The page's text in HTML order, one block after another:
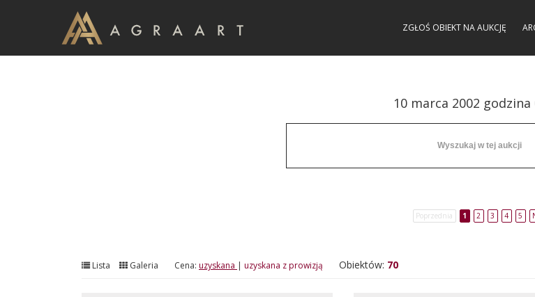
ZGŁOŚ OBIEKT NA AUKCJĘ
10 marca 2002 godzina
Poprzednia 1 2 3 4 5
Lista Galeria Cena: uzyskana | uzyskana z prowizją Obiektów: 70